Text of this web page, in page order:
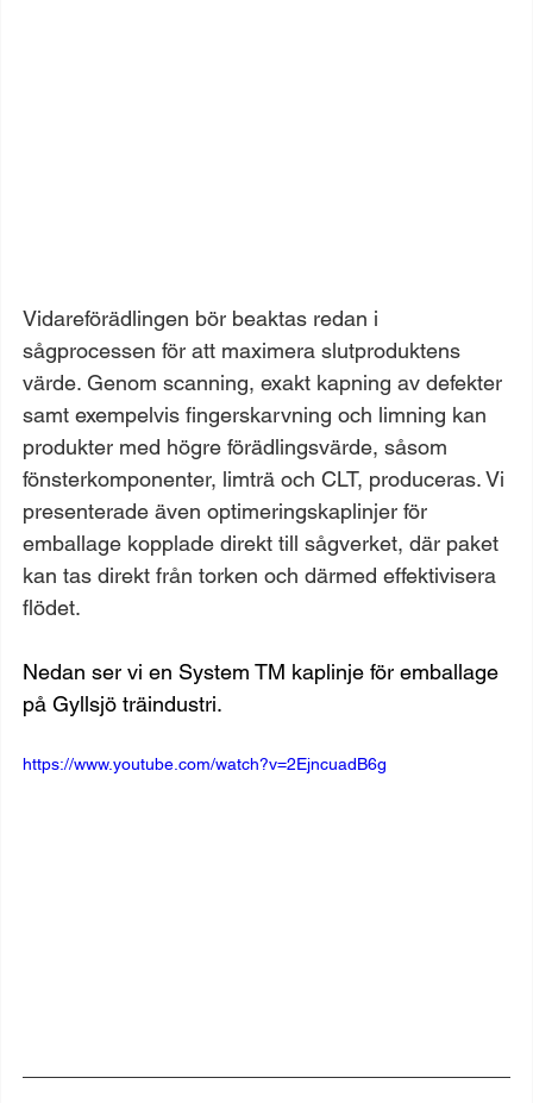
Vidareförädlingen bör beaktas redan i
sågprocessen för att maximera slutproduktens
värde. Genom scanning, exakt kapning av defekter
samt exempelvis fingerskarvning och limning kan
produkter med högre förädlingsvärde, såsom
fönsterkomponenter, limträ och CLT, produceras. Vi
presenterade även optimeringskaplinjer för
emballage kopplade direkt till sågverket, där paket
kan tas direkt från torken och därmed effektivisera
flödet.
Nedan ser vi en System TM kaplinje för emballage
på Gyllsjö träindustri.
https://www.youtube.com/watch?v=2EjncuadB6g